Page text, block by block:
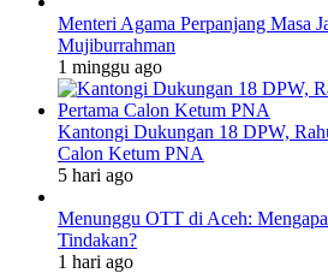
Menteri Agama Perpanjang Masa
Mujiburrahman
1 minggu ago
Kantongi Dukungan 18 DPW,
Calon Ketum PNA
5 hari ago
Menunggu OTT di Aceh:
Tindakan?
1 hari ago